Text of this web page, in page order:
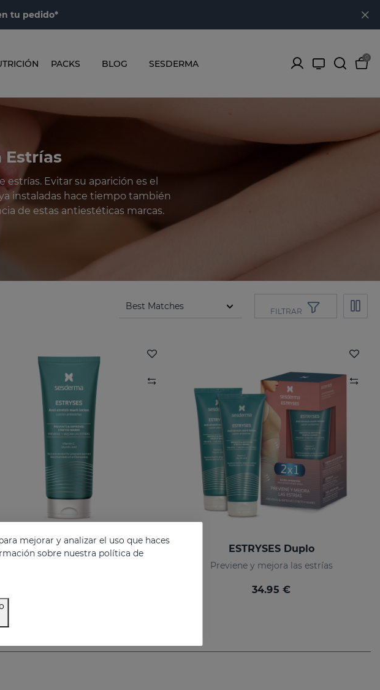
tu pedido*
PACKS BLOG SESDERMA
0
Estrías
Evitar su aparición es el
instaladas hace tiempo también
de estas antiestéticas marcas.
FILTRAR
Loción Antiestrías ESTRYSES Duplo
Previene y mejora las estrías
34.95 €
mejorar y analizar el uso que haces
sobre nuestra política de